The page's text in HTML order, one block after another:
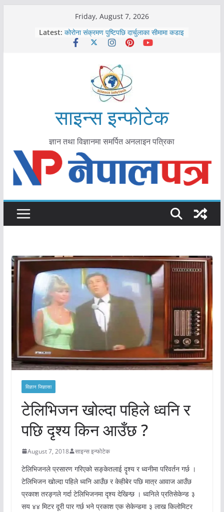
Friday, August 7, 2026
Latest: कोरोना संक्रमण पुष्टिपछि दार्चुलाका सीमामा कडाइ
विराटनगर महानगरद्वारा पूर्ण खोप सुनिश्चित घोषणा
मकवानपुरमा खोरेत रोग विरुद्धको खोप लगाउन
आयुर्वेद चिकित्सा प्रणालीको भूमिका महत्वपूर्ण छ :
मुख्यमन्त्री शाह
काभ्रेपलाञ्चोकमा आयुर्वेद स्वास्थ्योपचारतर्फ
आकर्षण बढ्दै
साइन्स इन्फोटेक
ज्ञान तथा विज्ञानमा समर्पित अनलाइन पत्रिका
विज्ञान जिज्ञासा
टेलिभिजन खोल्दा पहिले ध्वनि र
पछि दृश्य किन आउँछ ?
August 7, 2018 साइन्स इन्फोटेक
टेलिभिजनले प्रसारण गरिएको सङ्केतलाई दॄश्य र ध्वनीमा परिवर्तन गर्छ ।
टेलिभिजन खोल्दा पहिले ध्वनि आउँछ र केहीबेर पछि मात्र आवाज आउँछ
प्रकाश तरङ्गले गर्दा टेलिभिजनमा दृश्य देखिन्छ । ध्वनिले प्रतिसेकेन्ड ३
सय ४४ मिटर दूरी पार गर्छ भने प्रकाश एक सेकेन्डमा ३ लाख किलोमिटर